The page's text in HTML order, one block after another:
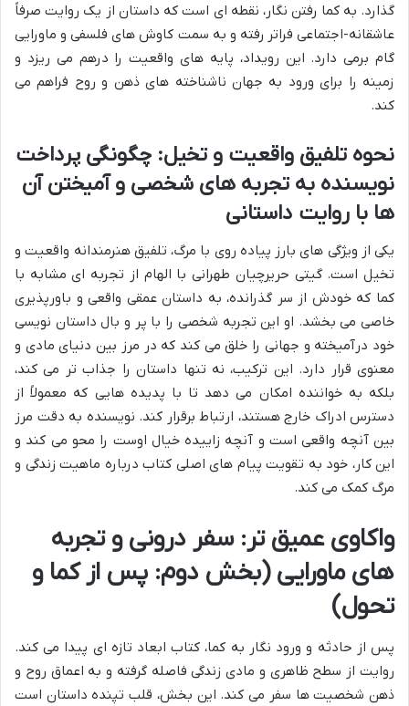
گذارد. به کما رفتن نگار، نقطه ای است که داستان از یک روایت صرفاً
عاشقانه-اجتماعی فراتر رفته و به سمت کاوش های فلسفی و ماورایی
گام برمی دارد. این رویداد، پایه های واقعیت را درهم می ریزد و
زمینه را برای ورود به جهان ناشناخته های ذهن و روح فراهم می
کند.
نحوه تلفیق واقعیت و تخیل: چگونگی پرداخت
نویسنده به تجربه های شخصی و آمیختن آن
ها با روایت داستانی
یکی از ویژگی های بارز پیاده روی با مرگ، تلفیق هنرمندانه واقعیت و
تخیل است. گیتی حریرچیان طهرانی با الهام از تجربه ای مشابه با
کما که خودش از سر گذرانده، به داستان عمقی واقعی و باورپذیری
خاصی می بخشد. او این تجربه شخصی را با پر و بال داستان نویسی
خود درآمیخته و جهانی را خلق می کند که در مرز بین دنیای مادی و
معنوی قرار دارد. این ترکیب، نه تنها داستان را جذاب تر می کند،
بلکه به خواننده امکان می دهد تا با پدیده هایی که معمولاً از
دسترس ادراک خارج هستند، ارتباط برقرار کند. نویسنده به دقت مرز
بین آنچه واقعی است و آنچه زاییده خیال اوست را محو می کند و
این کار، خود به تقویت پیام های اصلی کتاب درباره ماهیت زندگی و
مرگ کمک می کند.
واکاوی عمیق تر: سفر درونی و تجربه
های ماورایی (بخش دوم: پس از کما و
تحول)
پس از حادثه و ورود نگار به کما، کتاب ابعاد تازه ای پیدا می کند.
روایت از سطح ظاهری و مادی زندگی فاصله گرفته و به اعماق روح و
ذهن شخصیت ها سفر می کند. این بخش، قلب تپنده داستان است